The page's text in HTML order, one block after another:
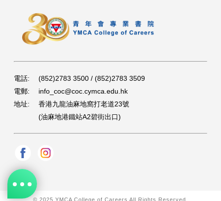
電話:
(852)2783 3500 / (852)2783 3509
電郵:
info_coc@coc.cymca.edu.hk
地址:
香港九龍油麻地窩打老道23號
(油麻地港鐵站A2碧街出口)
© 2025 YMCA College of Careers All Rights Reserved.